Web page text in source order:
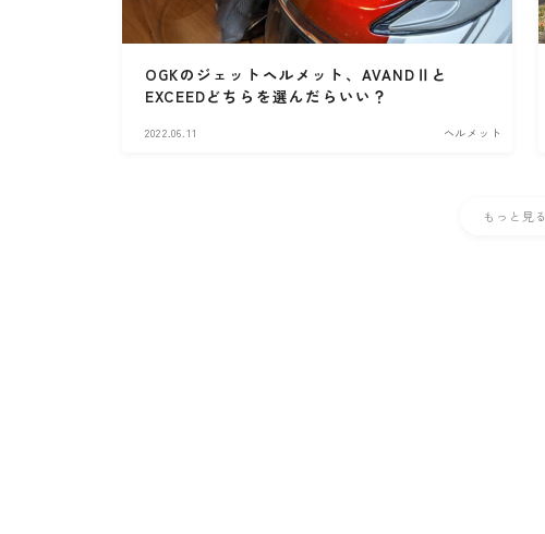
OGKのジェットヘルメット、AVANDⅡと
EXCEEDどちらを選んだらいい？
2022.06.11 ヘルメット
もっと見る